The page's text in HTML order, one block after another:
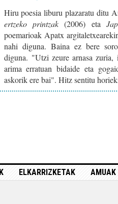
Hiru poesia liburu plazaratu ditu
ertzeko printzak (2006) eta
poemarioak Apatx
nahi diguna. Baina ez bere
diguna. "Utzi zeure arnasa zuria,
arima erratuan bidaide eta
askorik ere bai". Hitz sentitu
ELKARRIZKETAK AMUAK